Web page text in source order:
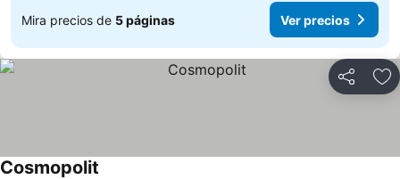
Mira precios de 5 páginas Ver precios
Compartir
Cosmopolit